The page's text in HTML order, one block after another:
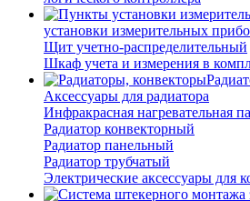
установки измерительных
Щит учетно-распределительный
Шкаф учета и измерения в
Аксессуары для радиатора
Инфракрасная нагревательная
Радиатор конвекторный
Радиатор панельный
Радиатор трубчатый
Электрические аксессуары для